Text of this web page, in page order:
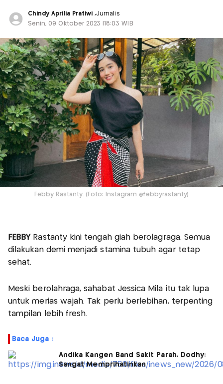
Chindy Aprilia Pratiwi,Jurnalis
Senin, 09 Oktober 2023 |18:03 WIB
Febby Rastanty. (Foto: Instagram @febbyrastanty)
FEBBYRastanty kini tengah giah berolagraga. Semua
dilakukan demi menjadi stamina tubuh agar tetap
sehat.
Meski berolahraga, sahabat Jessica Mila itu tak lupa
untuk merias wajah. Tak perlu berlebihan, terpenting
tampilan lebih fresh.
Baca Juga :
Andika Kangen Band Sakit Parah, Dodhy:
Sangat Memprihatinkan